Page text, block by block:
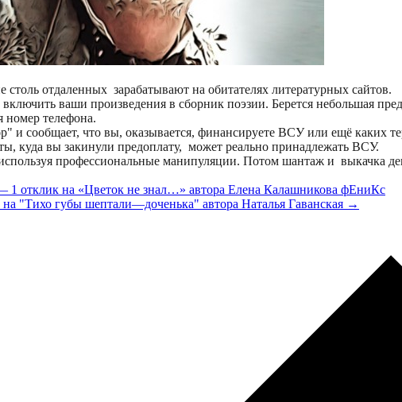
столь отдаленных зарабатывают на обитателях литературных сайтов.
ваши произведения в сборник поэзии. Берется небольшая
телефона.
и сообщает, что вы, оказывается, финансируете ВСУ или ещё каких
куда вы закинули предоплату, может реально принадлежать ВСУ.
профессиональные манипуляции. Потом шантаж и выкачка
1 отклик на «Цветок не знал…» автора Елена Калашникова фЕниКс
"Тихо губы шептали—доченька" автора Наталья Гаванская →